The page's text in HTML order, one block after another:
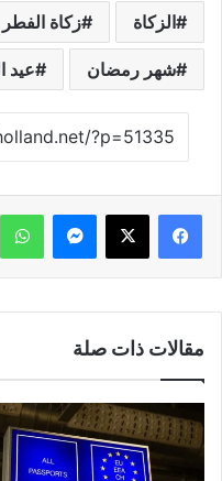
الزكاة زكاة الفطر
شهر رمضان عيد
فيسبوك ‫X ماسنجر
مقالات ذات صلة